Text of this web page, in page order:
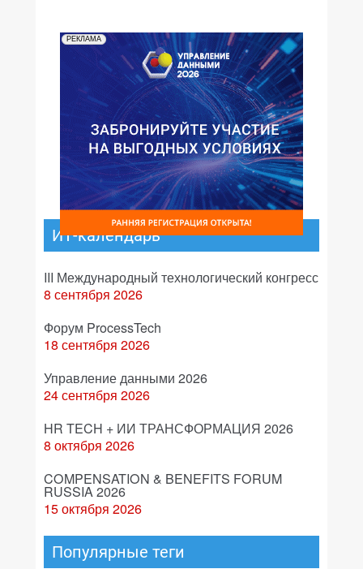
РЕКЛАМА
ИТ-календарь
III Международный технологический конгресс
8 сентября 2026
Форум ProcessTech
18 сентября 2026
Управление данными 2026
24 сентября 2026
HR TECH + ИИ ТРАНСФОРМАЦИЯ 2026
8 октября 2026
COMPENSATION & BENEFITS FORUM
RUSSIA 2026
15 октября 2026
Популярные теги